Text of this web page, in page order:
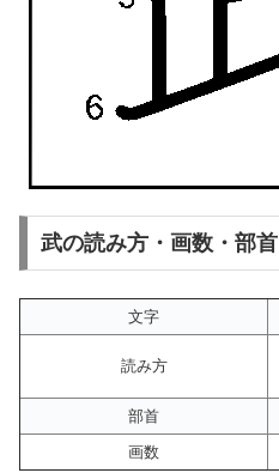
武の読み方・画数・部首
文字
読み方
部首
画数